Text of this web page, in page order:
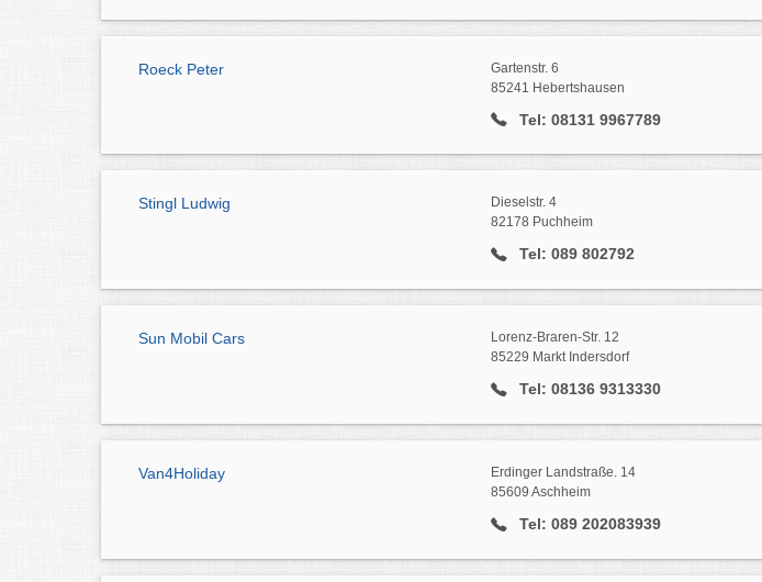
Roeck Peter
Gartenstr. 6
85241 Hebertshausen
Tel: 08131 9967789
Stingl Ludwig
Dieselstr. 4
82178 Puchheim
Tel: 089 802792
Sun Mobil Cars
Lorenz-Braren-Str. 12
85229 Markt Indersdorf
Tel: 08136 9313330
Van4Holiday
Erdinger Landstraße. 14
85609 Aschheim
Tel: 089 202083939